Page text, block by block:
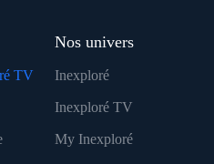
TV
Nos univers
Inexploré
Inexploré TV
My Inexploré